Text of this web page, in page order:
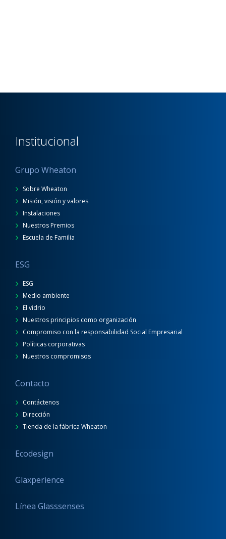
Institucional
Grupo Wheaton
Sobre Wheaton
Misión, visión y valores
Instalaciones
Nuestros Premios
Escuela de Familia
ESG
ESG
Medio ambiente
El vidrio
Nuestros principios como organización
Compromiso con la responsabilidad Social Empresarial
Políticas corporativas
Nuestros compromisos
Contacto
Contáctenos
Dirección
Tienda de la fábrica Wheaton
Ecodesign
Glaxperience
Línea Glasssenses